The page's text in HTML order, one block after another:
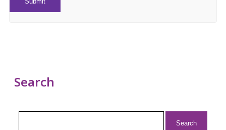
Search